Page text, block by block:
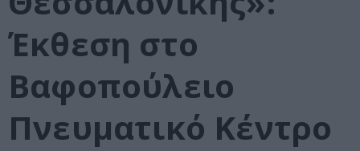
Έκθεση στο
Βαφοπούλειο
Πνευματικό Κέντρο